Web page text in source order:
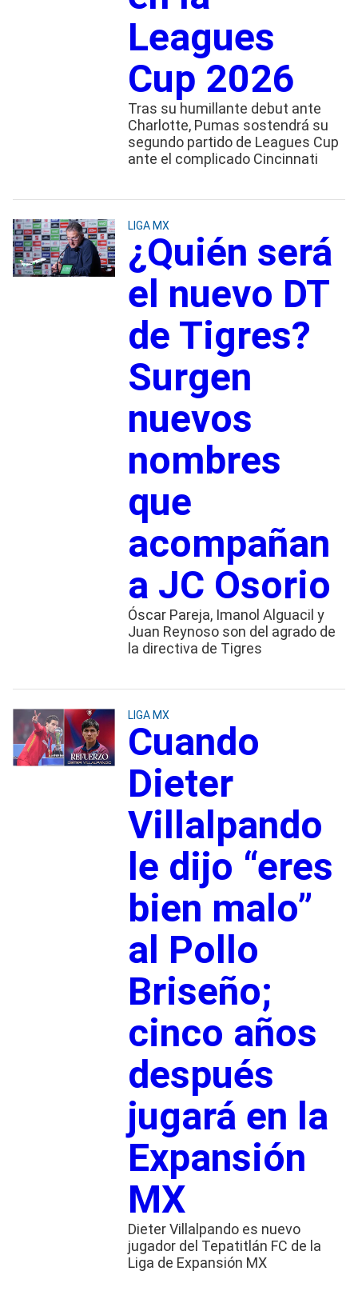
Leagues
Cup 2026
Tras su humillante debut ante
Charlotte, Pumas sostendrá su
segundo partido de Leagues Cup
ante el complicado Cincinnati
LIGA MX
¿Quién será
el nuevo DT
de Tigres?
Surgen
nuevos
nombres
que
acompañan
a JC Osorio
Óscar Pareja, Imanol Alguacil y
Juan Reynoso son del agrado de
la directiva de Tigres
LIGA MX
Cuando
Dieter
Villalpando
le dijo “eres
bien malo”
al Pollo
Briseño;
cinco años
después
jugará en la
Expansión
MX
Dieter Villalpando es nuevo
jugador del Tepatitlán FC de la
Liga de Expansión MX